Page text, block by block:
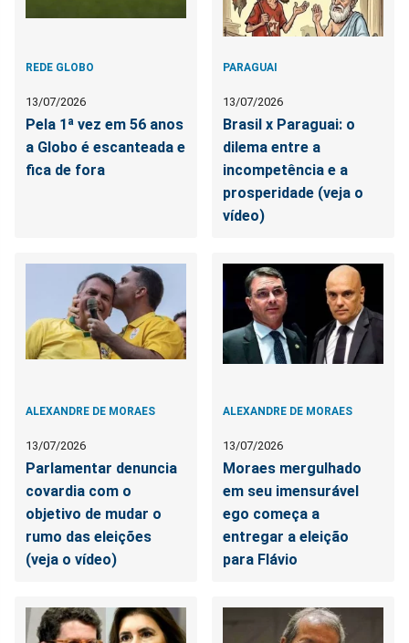
REDE GLOBO
13/07/2026
Pela 1ª vez em 56 anos
a Globo é escanteada e
fica de fora
PARAGUAI
13/07/2026
Brasil x Paraguai: o
dilema entre a
incompetência e a
prosperidade (veja o
vídeo)
ALEXANDRE DE MORAES
13/07/2026
Parlamentar denuncia
covardia com o
objetivo de mudar o
rumo das eleições
(veja o vídeo)
ALEXANDRE DE MORAES
13/07/2026
Moraes mergulhado
em seu imensurável
ego começa a
entregar a eleição
para Flávio